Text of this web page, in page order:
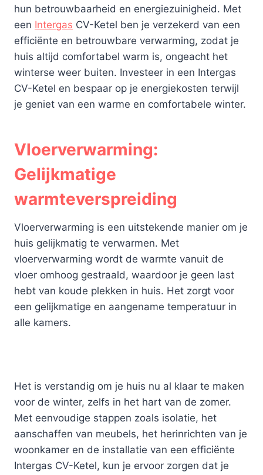
hun betrouwbaarheid en energiezuinigheid. Met
een Intergas CV-Ketel ben je verzekerd van een
efficiënte en betrouwbare verwarming, zodat je
huis altijd comfortabel warm is, ongeacht het
winterse weer buiten. Investeer in een Intergas
CV-Ketel en bespaar op je energiekosten terwijl
je geniet van een warme en comfortabele winter.
Vloerverwarming:
Gelijkmatige
warmteverspreiding
Vloerverwarming is een uitstekende manier om je
huis gelijkmatig te verwarmen. Met
vloerverwarming wordt de warmte vanuit de
vloer omhoog gestraald, waardoor je geen last
hebt van koude plekken in huis. Het zorgt voor
een gelijkmatige en aangename temperatuur in
alle kamers.
Het is verstandig om je huis nu al klaar te maken
voor de winter, zelfs in het hart van de zomer.
Met eenvoudige stappen zoals isolatie, het
aanschaffen van meubels, het herinrichten van je
woonkamer en de installatie van een efficiënte
Intergas CV-Ketel, kun je ervoor zorgen dat je